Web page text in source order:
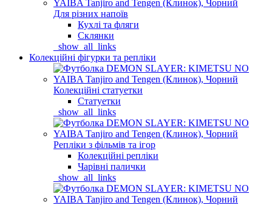
Для різних напоїв
Кухлі та фляги
Склянки
_show_all_links
Колекційні фігурки та репліки
Колекційні статуетки
Статуетки
_show_all_links
Репліки з фільмів та ігор
Колекційні репліки
Чарівні палички
_show_all_links